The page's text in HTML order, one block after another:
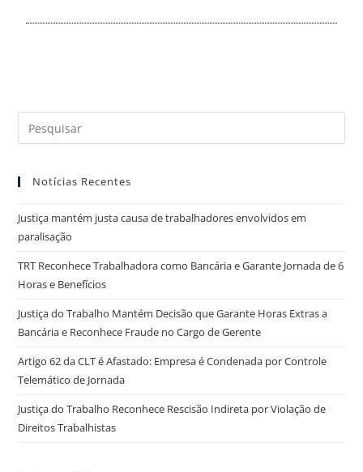
Notícias Recentes
Justiça mantém justa causa de trabalhadores envolvidos em
paralisação
TRT Reconhece Trabalhadora como Bancária e Garante Jornada de 6
Horas e Benefícios
Justiça do Trabalho Mantém Decisão que Garante Horas Extras a
Bancária e Reconhece Fraude no Cargo de Gerente
Artigo 62 da CLT é Afastado: Empresa é Condenada por Controle
Telemático de Jornada
Justiça do Trabalho Reconhece Rescisão Indireta por Violação de
Direitos Trabalhistas